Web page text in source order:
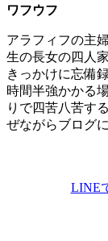
ワフウフ
アラフィフの主
生の長女の四人
きっかけに忘備
時間半強かかる
りで四苦八苦す
ぜながらブログに
LINE